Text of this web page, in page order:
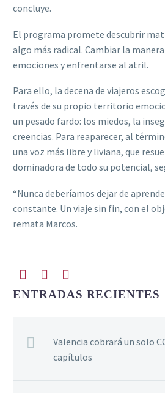
concluye.
El programa promete descubrir
algo más radical. Cambiar la
emociones y enfrentarse al atril.
Para ello, la decena de viajeros
través de su propio territorio
un pesado fardo: los miedos, la
creencias. Para reaparecer, al
una voz más libre y liviana, que
dominadora de todo su potencial,
“Nunca deberíamos dejar de
constante. Un viaje sin fin, con el
remata Marcos.
ENTRADAS RECIENTES
Valencia cobrará un solo
capítulos